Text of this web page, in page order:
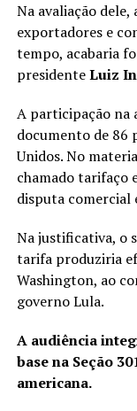
Na avaliação
exportadores e
tempo, acabaria
presidenteLuiz
A participação na
documento de 86
Unidos. No
chamado tarifaço
disputa comercial
Na justificativa, o
tarifa produziria
Washington, ao
governo Lula.
A audiência
base na Seção
americana.